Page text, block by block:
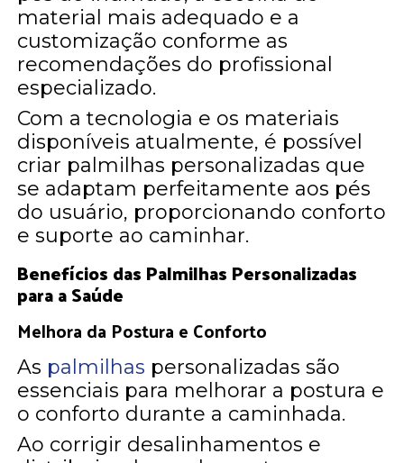
material mais adequado e a
customização conforme as
recomendações do profissional
especializado.
Com a tecnologia e os materiais
disponíveis atualmente, é possível
criar palmilhas personalizadas que
se adaptam perfeitamente aos pés
do usuário, proporcionando conforto
e suporte ao caminhar.
Benefícios das Palmilhas Personalizadas
para a Saúde
Melhora da Postura e Conforto
As palmilhas personalizadas são
essenciais para melhorar a postura e
o conforto durante a caminhada.
Ao corrigir desalinhamentos e